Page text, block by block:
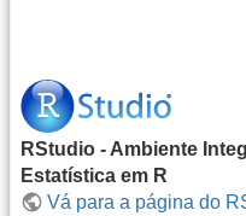
RStudio - Ambiente
Estatística em R
Vá para a página do